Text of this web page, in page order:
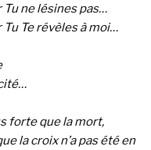
ne lésines pas…
Te révèles à moi…​
forte que la mort,
la croix n’a pas été en